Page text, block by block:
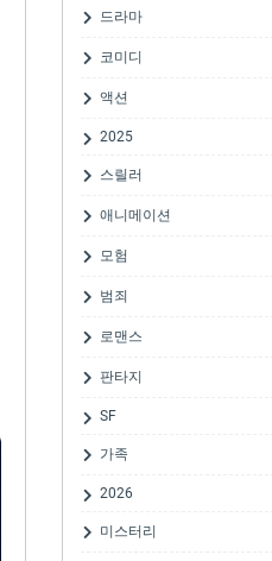
드라마
코미디
액션
2025
스릴러
애니메이션
모험
범죄
로맨스
판타지
SF
가족
2026
미스터리